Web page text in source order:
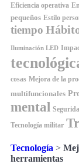
Eficiencia operativa
pequeños Estilo
tiempo
Iluminación LED
cosas Mejora de la
multifuncionales
mental
Tecnología militar
Tecnología >
herramientas